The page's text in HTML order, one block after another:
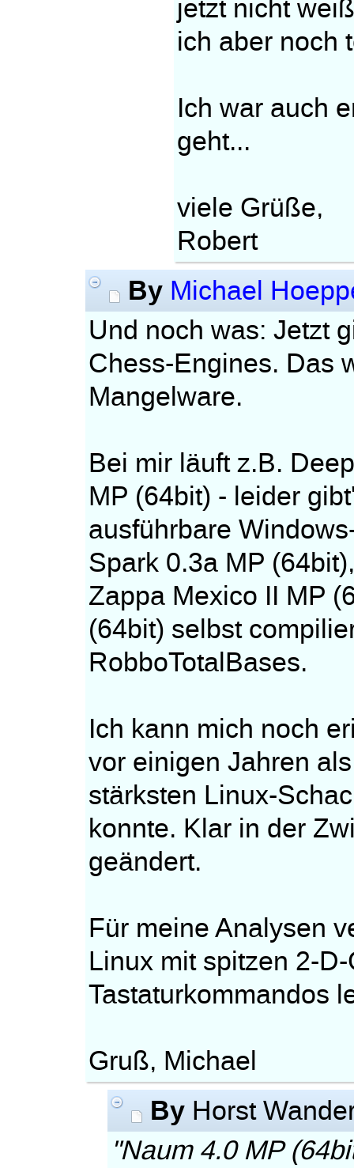
jetzt nicht
ich aber noch
Ich war auch
geht...
viele Grüße,
Robert
By Michael
Und noch was: Jetzt
Chess-Engines. Das
Mangelware.
Bei mir läuft z.B.
MP (64bit) - leider
ausführbare
Spark 0.3a MP
Zappa Mexico II MP
(64bit) selbst
RobboTotalBases.
Ich kann mich noch
vor einigen Jahren
stärksten Linux-
konnte. Klar in der
geändert.
Für meine Analysen
Linux mit spitzen 2-
Tastaturkommandos
Gruß, Michael
By Horst
"Naum 4.0 MP